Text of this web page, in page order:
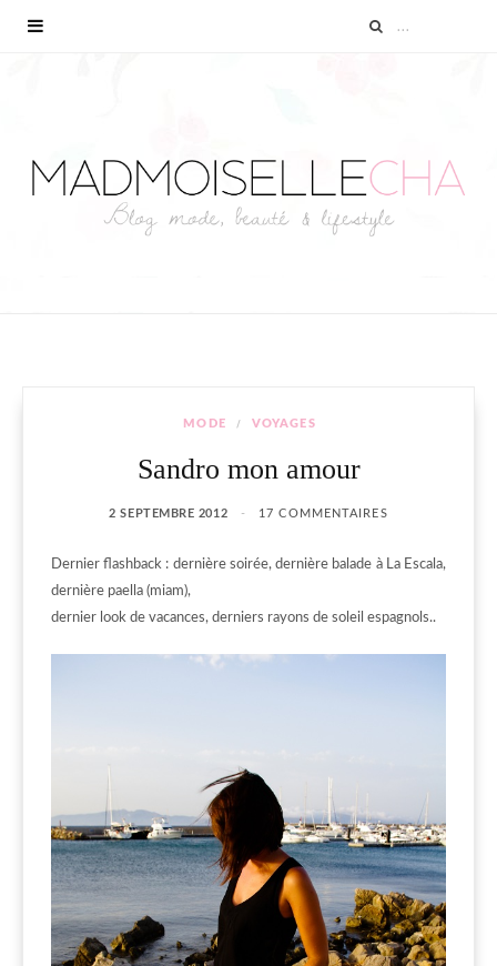
MODE VOYAGES
Sandro mon amour
2 SEPTEMBRE 2012 17 COMMENTAIRES
Dernier flashback : dernière soirée, dernière balade à La Escala,
dernière paella (miam),
dernier look de vacances, derniers rayons de soleil espagnols..